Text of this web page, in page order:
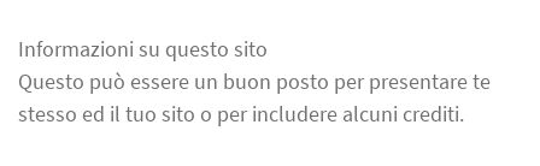
Informazioni su questo sito
Questo può essere un buon posto per presentare te
stesso ed il tuo sito o per includere alcuni crediti.